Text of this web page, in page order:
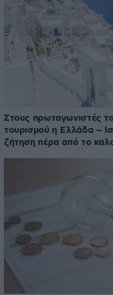
Στους πρωταγωνιστές
τουρισμού η Ελλάδα –
ζήτηση πέρα από το